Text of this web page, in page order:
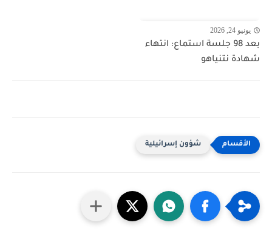
يونيو 24, 2026
بعد 98 جلسة استماع: انتهاء
شهادة نتنياهو
شؤون إسرائيلية